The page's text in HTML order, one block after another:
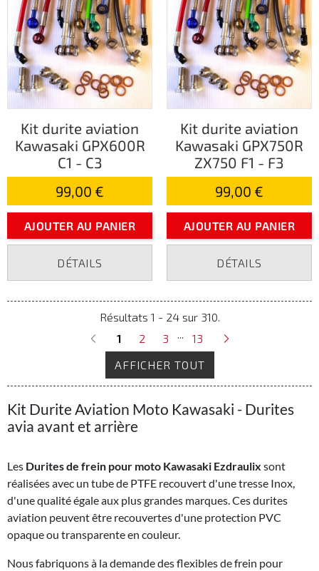
Kit durite aviation
Kawasaki GPX600R
C1 - C3
99,00 €
AJOUTER AU PANIER
DÉTAILS
Kit durite aviation
Kawasaki GPX750R
ZX750 F1 - F3
99,00 €
AJOUTER AU PANIER
DÉTAILS
Résultats 1 - 24 sur 310.
1
2 3 ...
13
AFFICHER TOUT
Kit Durite Aviation Moto Kawasaki - Durites
avia avant et arrière
Les Durites de frein pour moto Kawasaki Ezdraulix sont
réalisées avec un tube de PTFE recouvert d'une tresse Inox,
d'une qualité égale aux plus grandes marques. Ces durites
aviation peuvent être recouvertes d'une protection PVC
opaque ou transparente en couleur.
Nous fabriquons à la demande des flexibles de frein pour